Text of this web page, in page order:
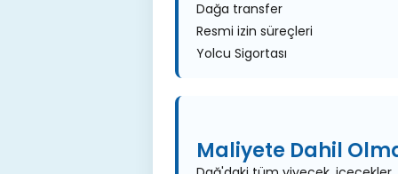
Dağa transfer
Resmi izin süreçleri
Yolcu Sigortası
Maliyete Dahil